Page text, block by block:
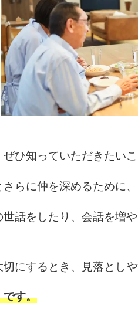
ひ知っていただきたいこ
らに仲を深めるために
世話をしたり、会話を増
にするとき、見落としや
です。